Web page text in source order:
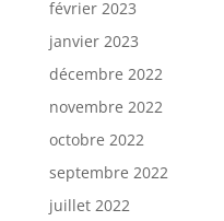
février 2023
janvier 2023
décembre 2022
novembre 2022
octobre 2022
septembre 2022
juillet 2022